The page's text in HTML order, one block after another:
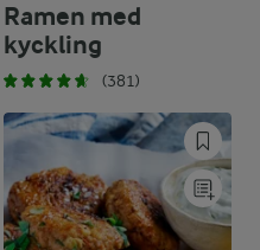
Ramen med
kyckling
(381)